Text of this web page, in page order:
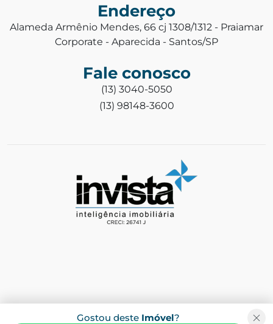
Gostou deste Imóvel?
Endereço
Alameda Armênio Mendes, 66 cj 1308/1312 - Praiamar
Corporate - Aparecida - Santos/SP
Fale conosco
(13) 3040-5050
(13) 98148-3600